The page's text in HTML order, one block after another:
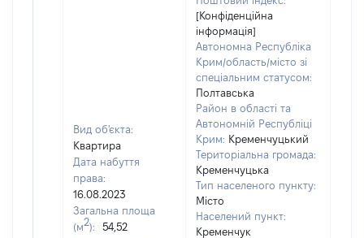
Вид об'єкта:
Квартира
Дата набуття
права:
16.08.2023
Загальна площа
(м2):
54,52
[Конфіденційна
інформація]
Автономна Республіка
Крим/область/місто зі
спеціальним статусом:
Полтавська
Район в області та
Автономній Республіці
Крим: Кременчуцький
Територіальна громада:
Кременчуцька
Тип населеного пункту:
Місто
Населений пункт:
Кременчук